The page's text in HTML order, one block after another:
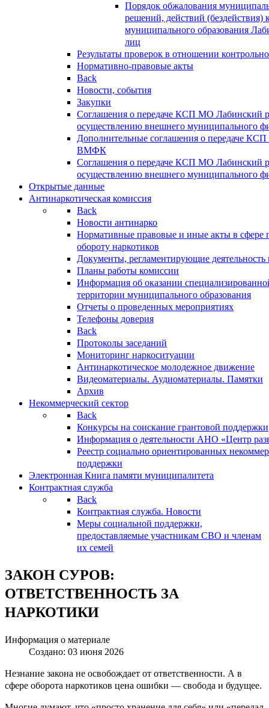
Порядок обжалования
решений, действий (бездействия)
муниципального образования
лиц
Результаты проверок в отношении
Нормативно-правовые акты
Back
Новости, события
Закупки
Соглашения о передаче КСП МО Лабинский
осуществлению внешнего муниципального
Дополнительные соглашения о передаче
ВМФК
Соглашения о передаче КСП МО Лабинский
осуществлению внешнего муниципального
Открытые данные
Антинаркотическая комиссия
Back
Новости антинарко
Нормативные правовые и иные акты в сфере
обороту наркотиков
Документы, регламентирующие деятельность
Планы работы комиссии
Информация об оказании
территории муниципального образования
Отчеты о проведенных мероприятиях
Телефоны доверия
Back
Протоколы заседаний
Мониторинг наркоситуации
Антинаркотическое молодежное движение
Видеоматериалы. Аудиоматериалы. Памятки
Архив
Некоммерческий сектор
Back
Конкурсы на соискание грантовой поддержки
Информация о деятельности АНО «Центр
Реестр социально ориентированных
поддержки
Электронная Книга памяти муниципалитета
Контрактная служба
Back
Контрактная служба. Новости
Меры социальной поддержки,
предоставляемые участникам СВО и членам
их семей
ЗАКОН СУРОВ:
ОТВЕТСТВЕННОСТЬ ЗА
НАРКОТИКИ
Информация о материале
Создано: 03 июня 2026
Незнание закона не освобождает от ответственности. А в
сфере оборота наркотиков цена ошибки — свобода и будущее.